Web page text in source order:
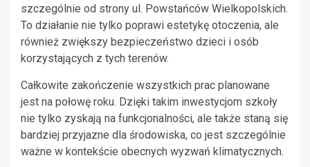
szczególnie od strony ul. Powstańców Wielkopolskich.
To działanie nie tylko poprawi estetykę otoczenia, ale
również zwiększy bezpieczeństwo dzieci i osób
korzystających z tych terenów.
Całkowite zakończenie wszystkich prac planowane
jest na połowę roku. Dzięki takim inwestycjom szkoły
nie tylko zyskają na funkcjonalności, ale także staną się
bardziej przyjazne dla środowiska, co jest szczególnie
ważne w kontekście obecnych wyzwań klimatycznych.